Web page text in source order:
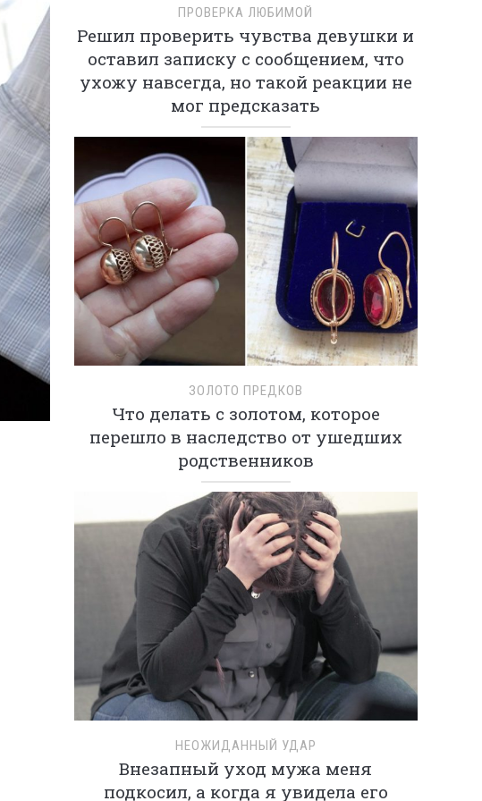
ПРОВЕРКА ЛЮБИМОЙ
Решил проверить чувства девушки и
оставил записку с сообщением, что
ухожу навсегда, но такой реакции не
мог предсказать
ЗОЛОТО ПРЕДКОВ
Что делать с золотом, которое
перешло в наследство от ушедших
родственников
НЕОЖИДАННЫЙ УДАР
Внезапный уход мужа меня
подкосил, а когда я увидела его